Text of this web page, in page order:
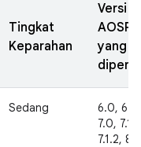
Tingkat
Keparahan
Versi
AOSP
yang
Sedang
6.0,
7.0, 7.1.1,
7.1.2,